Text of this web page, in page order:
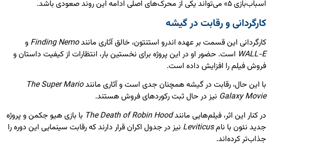
اسباب‌بازی ۵» می‌تواند یکی از محرک‌های اصلی ادامه این روند صعودی باشد.
کارگردانی و رقابت در گیشه
کارگردانی این قسمت بر عهده اندرو استنتون، خالق آثاری مانندFinding Nemo و
WALL-E است. حضور او در این پروژه برای نخستین بار، انتظارات از کیفیت داستان و
فروش فیلم را افزایش داده است.
با این حال، رقابت در گیشه همچنان جدی است و آثاری مانندThe Super Mario
Galaxy Movie نیز در حال ثبت رکوردهای فروش هستند.
در کنار این اثر، فیلم‌هایی مانندThe Death of Robin Hood با بازی هیو جکمن و پروژه
جدید نئون با نامLeviticus نیز در جدول اکران قرار دارند که رقابت سینمایی این دوره را
جذاب‌تر کرده‌اند.